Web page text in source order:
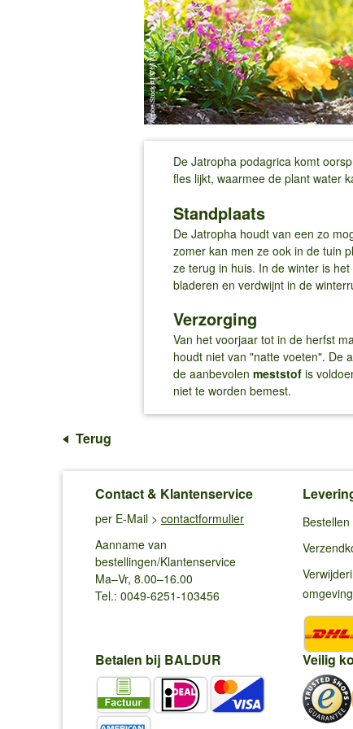
De Jatropha podagrica komt
fles lijkt, waarmee de plant water
Standplaats
De Jatropha houdt van een zo
zomer kan men ze ook in de tuin
ze terug in huis. In de winter is
bladeren en verdwijnt in de
Verzorging
Van het voorjaar tot in de herfst
houdt niet van "natte voeten". De
de aanbevolen meststofis
niet te worden bemest.
Terug
Contact & Klantenservice
per E-Mail > contactformulier
Aanname van
bestellingen/Klantenservice
Ma–Vr, 8.00–16.00
Tel.: 0049-6251-103456
Betalen bij BALDUR Veilig